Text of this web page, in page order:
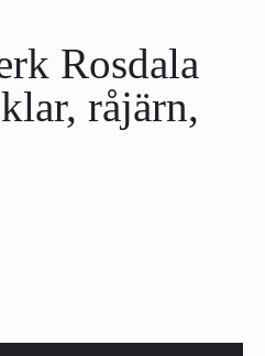
Rosdala
råjärn,